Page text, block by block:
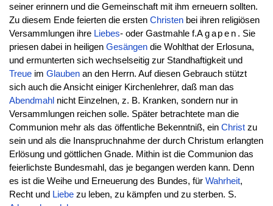
seiner erinnern und die Gemeinschaft mit ihm erneuern sollten.
Zu diesem Ende feierten die ersten Christenbei ihren religiösen
Versammlungen ihre Liebes- oder Gastmahle f.Agapen . Sie
priesen dabei in heiligen Gesängendie Wohlthat der Erlosuna,
und ermunterten sich wechselseitig zur Standhaftigkeit und
Treueim Glaubenan den Herrn. Auf diesen Gebrauch stützt
sich auch die Ansicht einiger Kirchenlehrer, daß man das
Abendmahl nicht Einzelnen, z. B. Kranken, sondern nur in
Versammlungen reichen solle. Später betrachtete man die
Communion mehr als das öffentliche Bekenntniß, ein Christzu
sein und als die Inanspruchnahme der durch Christum erlangten
Erlösung und göttlichen Gnade. Mithin ist die Communion das
feierlichste Bundesmahl, das je begangen werden kann. Denn
es ist die Weihe und Erneuerung des Bundes, für Wahrheit,
Recht und Liebezu leben, zu kämpfen und zu sterben. S.